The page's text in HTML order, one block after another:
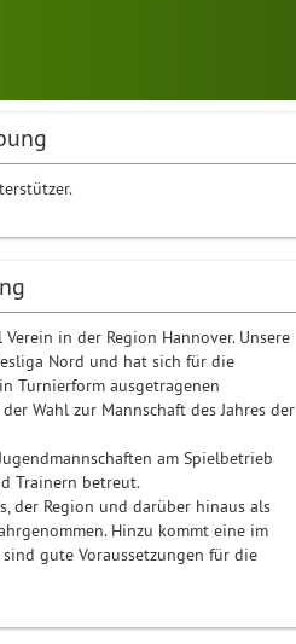
in der Region Hannover. Unsere
Nord und hat sich für die
Turnierform ausgetragenen
Wahl zur Mannschaft des Jahres der
am Spielbetrieb
Trainern betreut.
der Region und darüber hinaus als
Hinzu kommt eine im
gute Voraussetzungen für die